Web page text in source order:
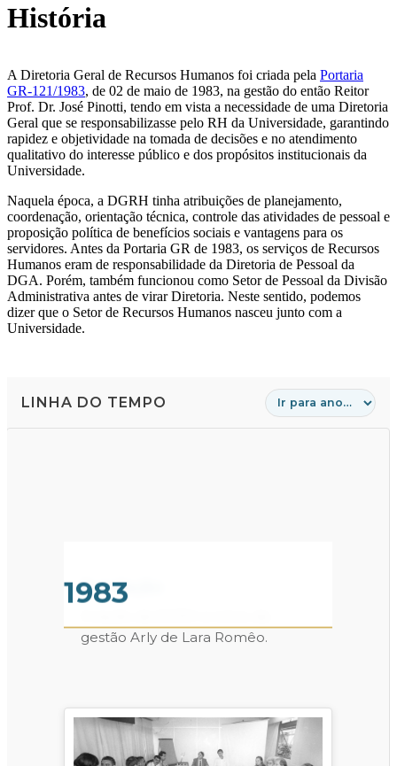
História
A Diretoria Geral de Recursos Humanos foi criada pela Portaria
GR-121/1983, de 02 de maio de 1983, na gestão do então Reitor
Prof. Dr. José Pinotti, tendo em vista a necessidade de uma Diretoria
Geral que se responsabilizasse pelo RH da Universidade, garantindo
rapidez e objetividade na tomada de decisões e no atendimento
qualitativo do interesse público e dos propósitos institucionais da
Universidade.
Naquela época, a DGRH tinha atribuições de planejamento,
coordenação, orientação técnica, controle das atividades de pessoal e
proposição política de benefícios sociais e vantagens para os
servidores. Antes da Portaria GR de 1983, os serviços de Recursos
Humanos eram de responsabilidade da Diretoria de Pessoal da
DGA. Porém, também funcionou como Setor de Pessoal da Divisão
Administrativa antes de virar Diretoria. Neste sentido, podemos
dizer que o Setor de Recursos Humanos nasceu junto com a
Universidade.
LINHA DO TEMPO
1983
Fundação
gestão Arly de Lara Romêo.